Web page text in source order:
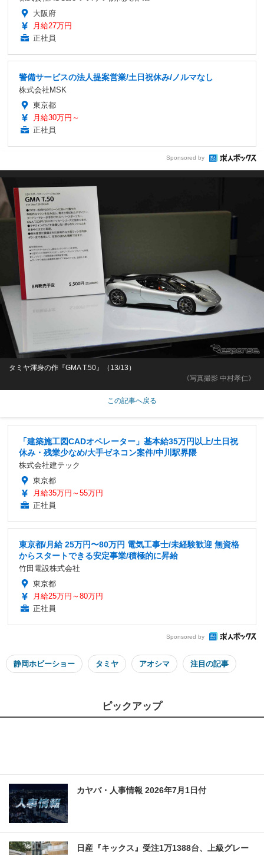
大阪府
月給27万円
正社員
警備サービスの法人提案営業/土日祝休み/ノルマなし
株式会社MSK
東京都
月給30万円～
正社員
Sponsored by
《写真撮影 中村孝仁》
タミヤ渾身の作『GMA T.50』（13/13）
この記事へ戻る
「建築施工図CADオペレーター」基本給35万円以上/土日祝
休み・残業少なめ/大手ゼネコン案件/中川駅界隈
株式会社建テック
東京都
月給35万円～55万円
正社員
東京都/月給 25万円〜80万円 電気工事士/未経験歓迎 無資格
からスタートできる安定事業/積極的に昇給
竹田電設株式会社
東京都
月給25万円～80万円
正社員
Sponsored by
静岡ホビーショー タミヤ アオシマ 注目の記事
ピックアップ
カヤバ・人事情報 2026年7月1日付
日産『キックス』受注1万1388台、上級グレー